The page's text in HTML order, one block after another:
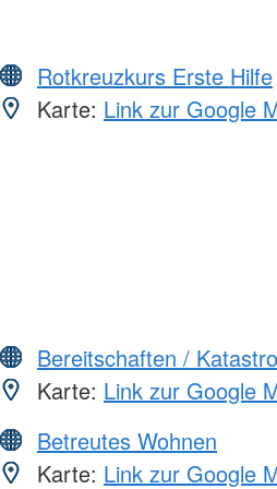
Rotkreuzkurs Erste Hilfe
Karte: Link zur Google
Bereitschaften /
Karte: Link zur Google
Betreutes Wohnen
Karte: Link zur Google